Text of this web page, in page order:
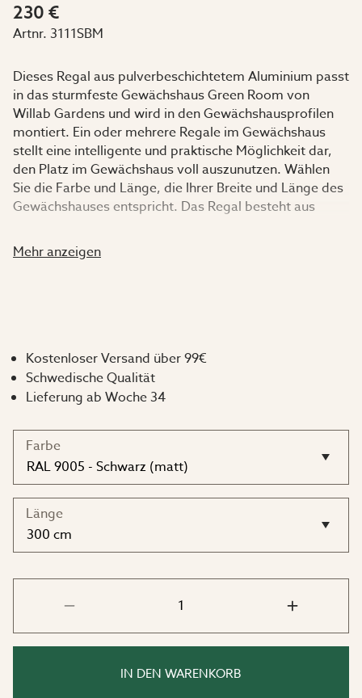
230 €
Artnr. 3111SBM
Dieses Regal aus pulverbeschichtetem Aluminium passt
in das sturmfeste Gewächshaus Green Room von
Willab Gardens und wird in den Gewächshausprofilen
montiert. Ein oder mehrere Regale im Gewächshaus
stellt eine intelligente und praktische Möglichkeit dar,
den Platz im Gewächshaus voll auszunutzen. Wählen
Sie die Farbe und Länge, die Ihrer Breite und Länge des
Gewächshauses entspricht. Das Regal besteht aus
Hammerkopfschrauben montiert.
Tiefe: 15 cm
Mehr anzeigen
Kostenloser Versand über 99€
Schwedische Qualität
Lieferung ab Woche 34
Farbe
Länge
IN DEN WARENKORB